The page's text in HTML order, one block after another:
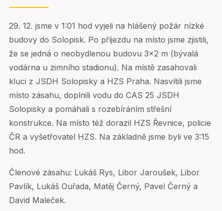
29. 12. jsme v 1:01 hod vyjeli na hlášený požár nízké
budovy do Solopisk. Po příjezdu na místo jsme zjistili,
že se jedná o neobydlenou budovu 3×2 m (bývalá
vodárna u zimního stadionu). Na místě zasahovali
kluci z JSDH Solopisky a HZS Praha. Nasvítili jsme
místo zásahu, doplnili vodu do CAS 25 JSDH
Solopisky a pomáhali s rozebíráním střešní
konstrukce. Na místo též dorazil HZS Řevnice, policie
ČR a vyšetřovatel HZS. Na základně jsme byli ve 3:15
hod.
Členové zásahu: Lukáš Rys, Libor Jaroušek, Libor
Pavlík, Lukáš Ouřada, Matěj Černý, Pavel Černý a
David Maleček.